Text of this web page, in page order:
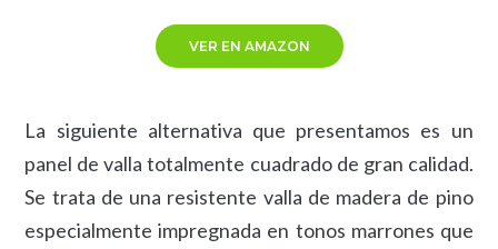
VER EN AMAZON
La siguiente alternativa que presentamos es un
panel de valla totalmente cuadrado de gran calidad.
Se trata de una resistente valla de madera de pino
especialmente impregnada en tonos marrones que